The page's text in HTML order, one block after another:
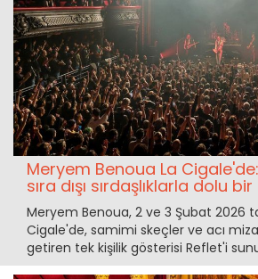
Meryem Benoua La
sıra dışı sırdaşlıklarla dolu
Meryem Benoua, 2 ve 3 Şubat 2026
Cigale'de, samimi skeçler ve acı
getiren tek kişilik gösterisi Reflet'i